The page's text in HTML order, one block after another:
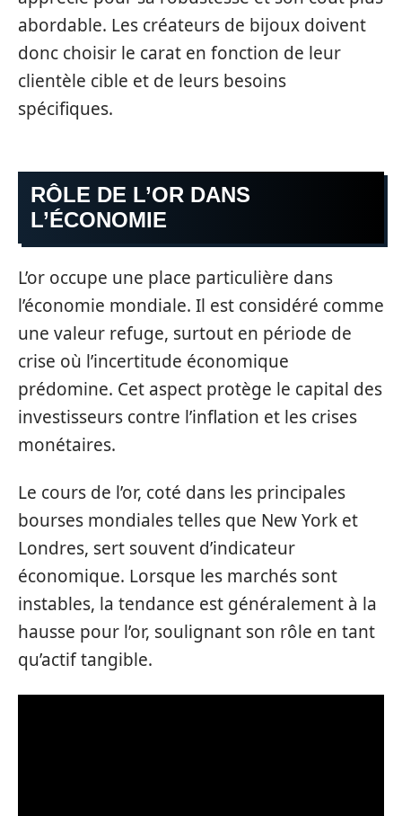
abordable. Les créateurs de bijoux doivent
donc choisir le carat en fonction de leur
clientèle cible et de leurs besoins
spécifiques.
RÔLE DE L’OR DANS
L’ÉCONOMIE
L’or occupe une place particulière dans
l’économie mondiale. Il est considéré comme
une valeur refuge, surtout en période de
crise où l’incertitude économique
prédomine. Cet aspect protège le capital des
investisseurs contre l’inflation et les crises
monétaires.
Le cours de l’or, coté dans les principales
bourses mondiales telles que New York et
Londres, sert souvent d’indicateur
économique. Lorsque les marchés sont
instables, la tendance est généralement à la
hausse pour l’or, soulignant son rôle en tant
qu’actif tangible.